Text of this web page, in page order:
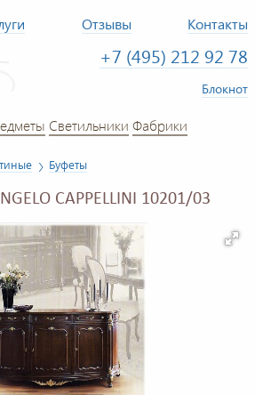
Отзывы Контакты
+7 (495) 212 92 78
Блокнот
Светильники Фабрики
Буфеты
CAPPELLINI 10201/03